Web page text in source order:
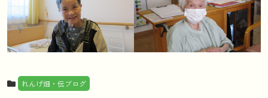
れんげ畑・伝ブログ